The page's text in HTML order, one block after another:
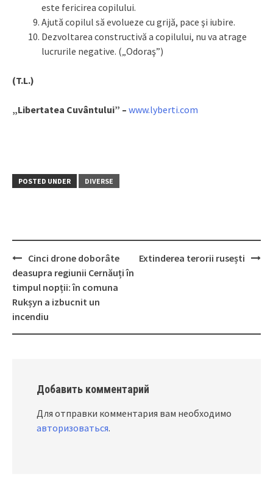
este fericirea copilului.
Ajută copilul să evolueze cu grijă, pace şi iubire.
Dezvoltarea constructivă a copilului, nu va atrage
lucrurile negative. („Odoraş”)
(T.L.)
„Libertatea Cuvântului” – www.lyberti.com
POSTED UNDER DIVERSE
Post
navigation
Cinci drone doborâte
deasupra regiunii Cernăuți în
timpul nopții: în comuna
Rukșyn a izbucnit un
incendiu
Extinderea terorii rusești
Добавить комментарий
Для отправки комментария вам необходимо
авторизоваться.